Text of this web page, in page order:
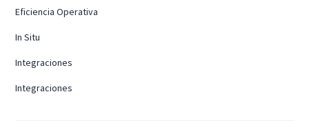
Eficiencia Operativa
In Situ
Integraciones
Integraciones